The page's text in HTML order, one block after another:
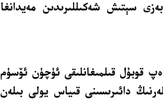
سېتىش شەكىللىرىدىن مەيدانغا
قوبۇل قىلمىغانلىقى ئۈچۈن ئۆسۈم
دائىرىسىنى قىياس يولى بىلەن